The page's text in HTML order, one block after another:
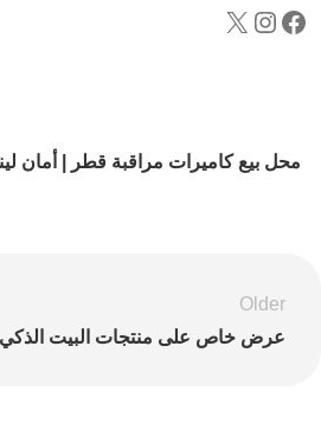
محل بيع كاميرات مراقبة قطر | أمان
Older
عرض خاص على منتجات البيت